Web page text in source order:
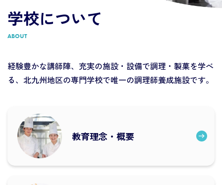
学校について
ABOUT
経験豊かな講師陣、充実の施設・設備で調理・製菓を学べ
る、 北九州地区の専門学校で唯一の調理師養成施設です。
教育理念・概要